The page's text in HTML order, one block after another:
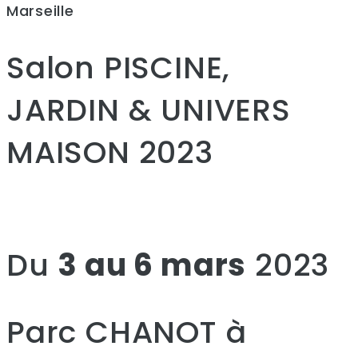
Marseille
Salon PISCINE,
JARDIN & UNIVERS
MAISON 2023
Du 3 au 6 mars 2023
Parc CHANOT à